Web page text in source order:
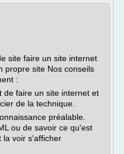
site faire un site internet
propre site Nos conseils
:
de faire un site internet et
de la technique.
préalable.
ou de savoir ce qu'est
la voir s'afficher